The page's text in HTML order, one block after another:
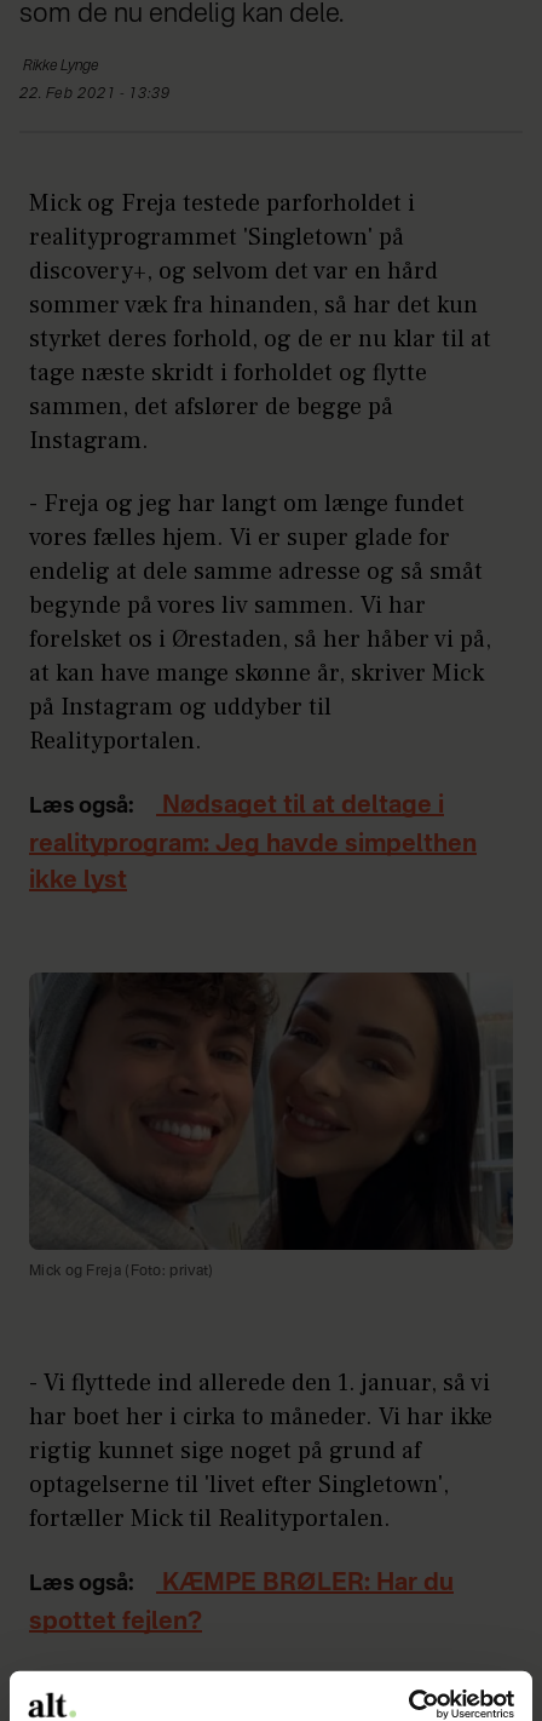
som de nu endelig kan dele.
Rikke Lynge
22. Feb 2021 - 13:39
Mick og Freja testede parforholdet i
realityprogrammet 'Singletown' på
discovery+, og selvom det var en hård
sommer væk fra hinanden, så har det kun
styrket deres forhold, og de er nu klar til at
tage næste skridt i forholdet og flytte
sammen, det afslører de begge på
Instagram.
- Freja og jeg har langt om længe fundet
vores fælles hjem. Vi er super glade for
endelig at dele samme adresse og så småt
begynde på vores liv sammen. Vi har
forelsket os i Ørestaden, så her håber vi på,
at kan have mange skønne år, skriver Mick
på Instagram og uddyber til
Realityportalen.
Læs også:
Nødsaget til at deltage i
realityprogram: Jeg havde simpelthen
ikke lyst
Mick og Freja (Foto: privat)
- Vi flyttede ind allerede den 1. januar, så vi
har boet her i cirka to måneder. Vi har ikke
rigtig kunnet sige noget på grund af
optagelserne til 'livet efter Singletown',
fortæller Mick til Realityportalen.
Læs også:
KÆMPE BRØLER: Har du
spottet fejlen?
Selvom parret har boet sammen to